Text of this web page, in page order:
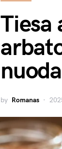
Tiesa
by Romanas